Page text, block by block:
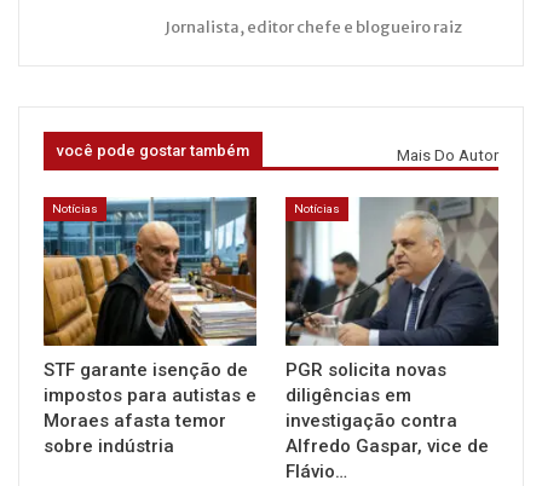
Jornalista, editor chefe e blogueiro raiz
você pode gostar também Mais Do Autor
Notícias
STF garante isenção de
impostos para autistas e
Moraes afasta temor
sobre indústria
Notícias
PGR solicita novas
diligências em
investigação contra
Alfredo Gaspar, vice de
Flávio…